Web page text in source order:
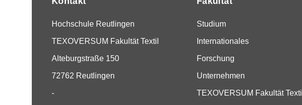
Hochschule Reutlingen
TEXOVERSUM Fakultät Textil
Alteburgstraße 150
72762 Reutlingen
-
Studium
Internationales
Forschung
Unternehmen
TEXOVERSUM Fakultät Textil